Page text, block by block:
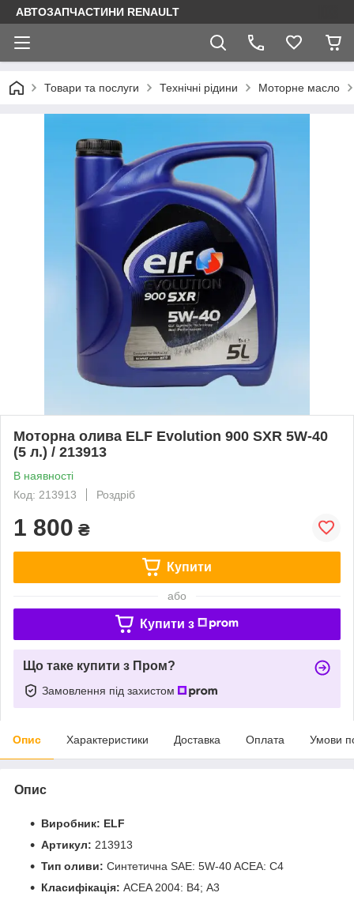
АВТОЗАПЧАСТИНИ RENAULT
Товари та послуги Технічні рідини Моторне масло
Моторна олива ELF Evolution 900 SXR 5W-40
(5 л.) / 213913
В наявності
Код: 213913
Роздріб
1 800 ₴
Купити
або
Купити з
Що таке купити з Пром?
Замовлення під захистом
Опис Характеристики Доставка Оплата Умови
Опис
Виробник: ELF
Артикул: 213913
Тип оливи: Синтетична SAE: 5W-40 ACEA: C4
Класифікація: ACEA 2004: B4; А3